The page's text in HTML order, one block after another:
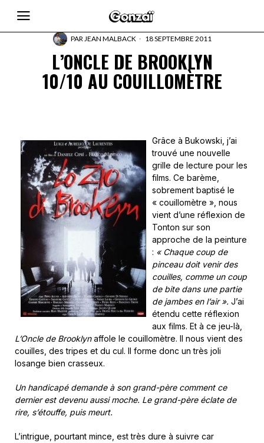
PARJEAN MALBACK 18 SEPTEMBRE 2011
L’ONCLE DE BROOKLYN
10/10 AU COUILLOMÈTRE
Grâce à Bukowski, j’ai
trouvé une nouvelle
grille de lecture pour les
films. Ce barème,
sobrement baptisé le
« couillomètre », nous
vient d’une réflexion de
Tonton sur son
approche de la peinture
: « Chaque coup de
pinceau doit venir des
couilles, comme un coup
de bite dans une partie
de jambes en l’air ». J’ai
étendu cette réflexion
aux films. Et à ce jeu-là,
L’Oncle de Brooklynaffole le couillomètre. Il nous vient des
couilles, des tripes et du cul. Il forme donc un très joli
losange bien crasseux.
Un handicapé demande à son grand-père comment ce
dernier est devenu aussi moche. Le grand-père éclate de
rire, s’étouffe, puis meurt.
L’intrigue, pourtant mince, est très dure à suivre car